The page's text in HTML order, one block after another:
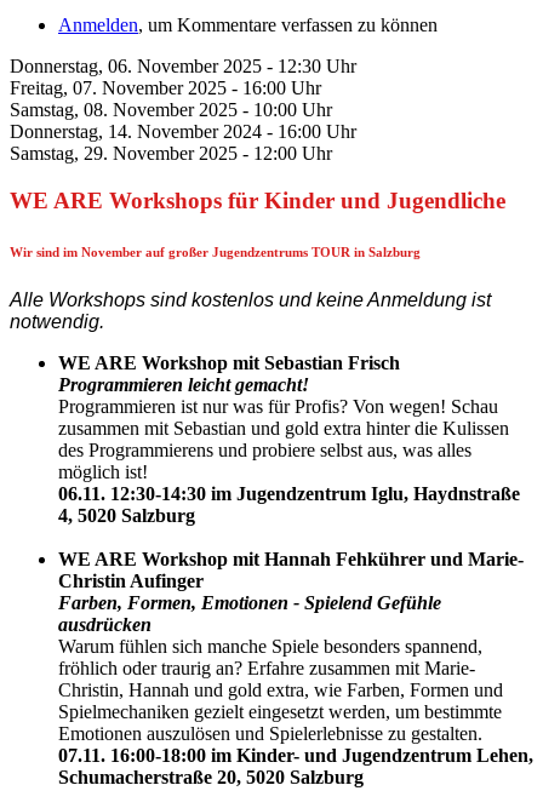
Anmelden, um Kommentare verfassen zu können
Donnerstag, 06. November 2025 - 12:30 Uhr
Freitag, 07. November 2025 - 16:00 Uhr
Samstag, 08. November 2025 - 10:00 Uhr
Donnerstag, 14. November 2024 - 16:00 Uhr
Samstag, 29. November 2025 - 12:00 Uhr
WE ARE Workshops für Kinder und Jugendliche
Wir sind im November auf großer Jugendzentrums TOUR in Salzburg
Alle Workshops sind kostenlos und keine Anmeldung ist
notwendig.
WE ARE Workshop mit Sebastian Frisch
Programmieren leicht gemacht!
Programmieren ist nur was für Profis? Von wegen! Schau
zusammen mit Sebastian und gold extra hinter die Kulissen
des Programmierens und probiere selbst aus, was alles
möglich ist!
06.11. 12:30-14:30 im Jugendzentrum Iglu, Haydnstraße
4, 5020 Salzburg
WE ARE Workshop mit Hannah Fehkührer und Marie-
Christin Aufinger
Farben, Formen, Emotionen - Spielend Gefühle
ausdrücken
Warum fühlen sich manche Spiele besonders spannend,
fröhlich oder traurig an? Erfahre zusammen mit Marie-
Christin, Hannah und gold extra, wie Farben, Formen und
Spielmechaniken gezielt eingesetzt werden, um bestimmte
Emotionen auszulösen und Spielerlebnisse zu gestalten.
07.11. 16:00-18:00 im Kinder- und Jugendzentrum Lehen,
Schumacherstraße 20, 5020 Salzburg